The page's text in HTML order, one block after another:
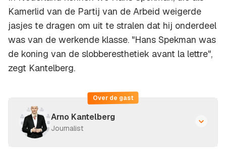
Kamerlid van de Partij van de Arbeid weigerde
jasjes te dragen om uit te stralen dat hij onderdeel
was van de werkende klasse. "Hans Spekman was
de koning van de slobberesthetiek avant la lettre",
zegt Kantelberg.
Over de gast
Arno Kantelberg
Journalist